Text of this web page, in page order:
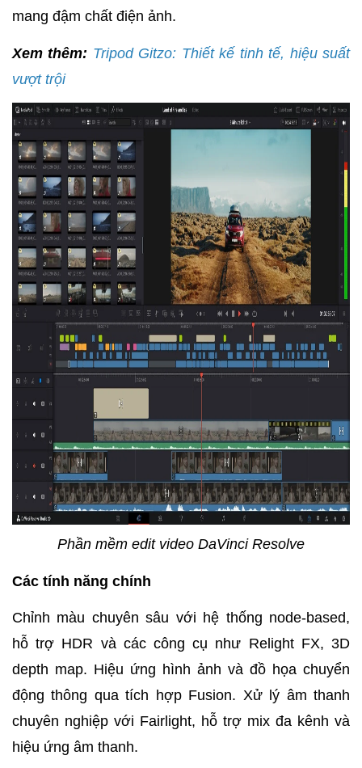
mang đậm chất điện ảnh.
Xem thêm: Tripod Gitzo: Thiết kế tinh tế, hiệu suất
vượt trội
Phần mềm edit video DaVinci Resolve
Các tính năng chính
Chỉnh màu chuyên sâu với hệ thống node-based,
hỗ trợ HDR và các công cụ như Relight FX, 3D
depth map. Hiệu ứng hình ảnh và đồ họa chuyển
động thông qua tích hợp Fusion. Xử lý âm thanh
chuyên nghiệp với Fairlight, hỗ trợ mix đa kênh và
hiệu ứng âm thanh.